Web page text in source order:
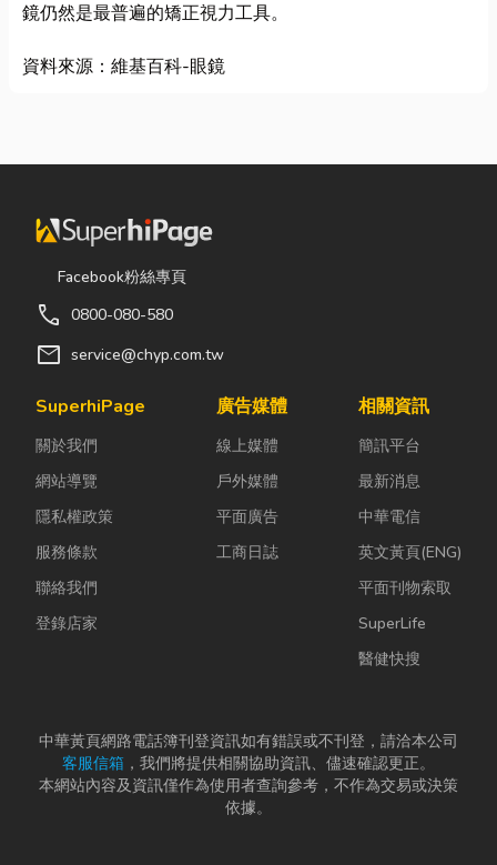
鏡仍然是最普遍的矯正視力工具。
資料來源： 維基百科-眼鏡
Facebook粉絲專頁
call 0800-080-580
mail service@chyp.com.tw
SuperhiPage
關於我們
網站導覽
隱私權政策
服務條款
聯絡我們
登錄店家
廣告媒體
線上媒體
戶外媒體
平面廣告
工商日誌
相關資訊
簡訊平台
最新消息
中華電信
英文黃頁(ENG)
平面刊物索取
SuperLife
醫健快搜
中華黃頁網路電話簿刊登資訊如有錯誤或不刊登，請洽本公司
客服信箱 ，我們將提供相關協助資訊、儘速確認更正。
本網站內容及資訊僅作為使用者查詢參考，不作為交易或決策
依據。